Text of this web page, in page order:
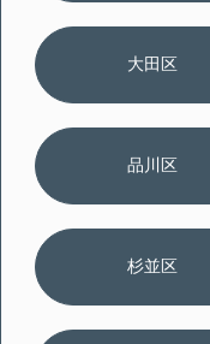
大田区
品川区
杉並区